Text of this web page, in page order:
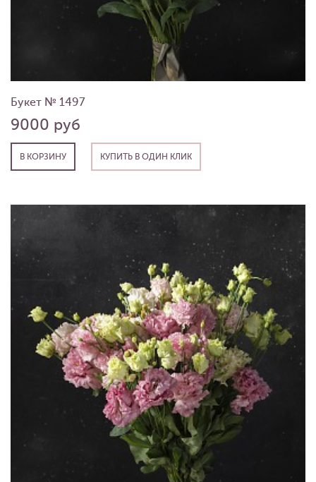
Букет № 1497
9000 руб
В КОРЗИНУ КУПИТЬ В ОДИН КЛИК